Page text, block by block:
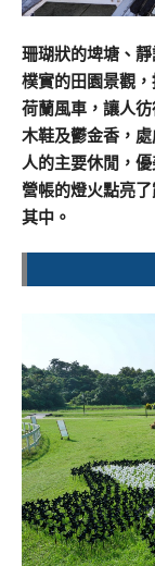
珊瑚狀的埤塘、
樸實的田園景觀
荷蘭風車，讓人
木鞋及鬱金香，
人的主要休閒，
營帳的燈火點亮
其中。